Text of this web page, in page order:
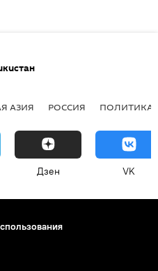
АЗИЯ РОССИЯ ПОЛИТИКА
Дзен VK